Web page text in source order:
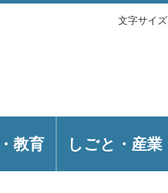
文字サイズ
教育 しごと・産業